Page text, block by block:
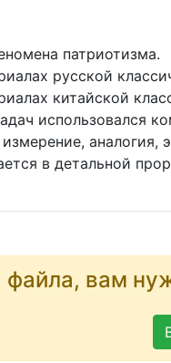
патриотизма.
русской
китайской
использовался
аналогия,
в детальной
вам